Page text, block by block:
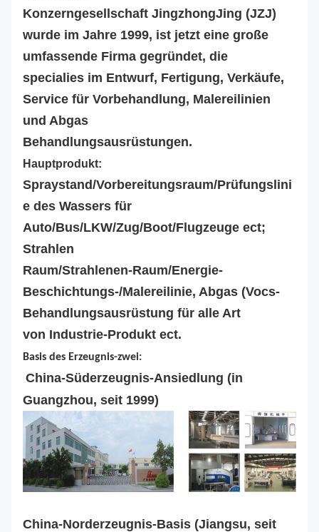
Konzerngesellschaft JingzhongJing (JZJ)
wurde im Jahre 1999, ist jetzt eine große
umfassende Firma gegründet, die
specialies im Entwurf, Fertigung, Verkäufe,
Service für Vorbehandlung, Malereilinien
und Abgas
Behandlungsausrüstungen.
Hauptprodukt:
Spraystand/Vorbereitungsraum/Prüfungslini
e des Wassers für
Auto/Bus/LKW/Zug/Boot/Flugzeuge ect;
Strahlen
Raum/Strahlenen-Raum/Energie-
Beschichtungs-/Malereilinie, Abgas (Vocs-
Behandlungsausrüstung für alle Art
von Industrie-Produkt ect.
Basis des Erzeugnis-zwei:
China-Süderzeugnis-Ansiedlung (in
Guangzhou, seit 1999)
China-Norderzeugnis-Basis (Jiangsu, seit